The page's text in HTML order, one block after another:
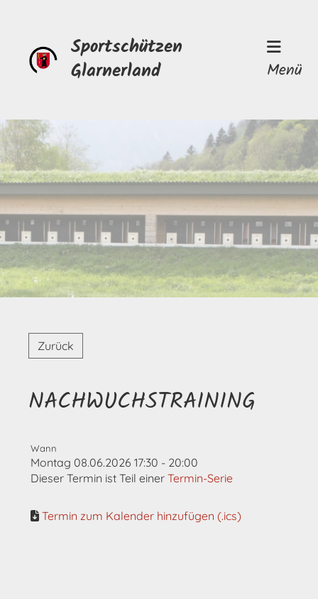
Sportschützen
Glarnerland
Menü
Zurück
NACHWUCHSTRAINING
Wann
Montag 08.06.2026 17:30 - 20:00
Dieser Termin ist Teil einer Termin-Serie
Termin zum Kalender hinzufügen (.ics)